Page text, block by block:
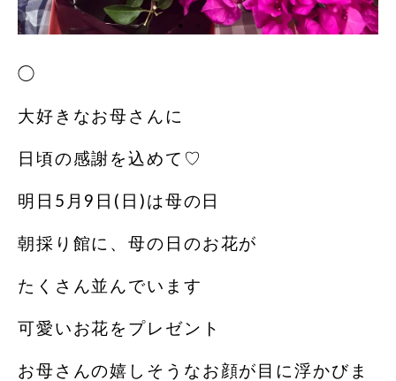
◯
大好きなお母さんに
日頃の感謝を込めて♡
明日5月9日(日)は母の日
朝採り館に、母の日のお花が
たくさん並んでいます
可愛いお花をプレゼント
お母さんの嬉しそうなお顔が目に浮かびま